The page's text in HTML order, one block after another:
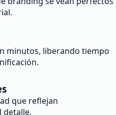
minutos, liberando tiempo
que reflejan
detalle.